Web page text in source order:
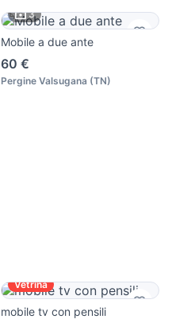
3
Mobile a due ante
60 €
Pergine Valsugana (TN)
Vetrina
mobile tv con pensili